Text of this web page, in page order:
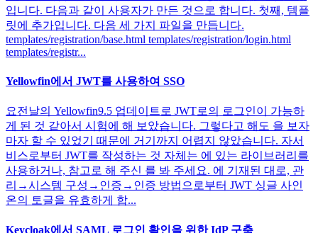
입니다. 다음과 같이 사용자가 만든 것으로 합니다. 첫째, 템플
릿에 추가입니다. 다음 세 가지 파일을 만듭니다.
templates/registration/base.html templates/registration/login.html
templates/registr...
Yellowfin에서 JWT를 사용하여 SSO
요전날의 Yellowfin9.5 업데이트로 JWT로의 로그인이 가능하
게 된 것 같아서 시험에 해 보았습니다. 그렇다고 해도 을 보자
마자 할 수 있었기 때문에 거기까지 어렵지 않았습니다. 자서
비스로부터 JWT를 작성하는 것 자체는 에 있는 라이브러리를
사용하거나, 참고로 해 주신 를 봐 주세요. 에 기재된 대로, 관
리→시스템 구성→인증→인증 방법으로부터 JWT 싱글 사인
온의 토글을 유효하게 합...
Keycloak에서 SAML 로그인 확인을 위한 IdP 구축